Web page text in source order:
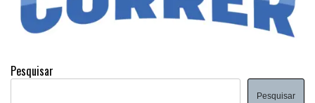
Pesquisar
Pesquisar